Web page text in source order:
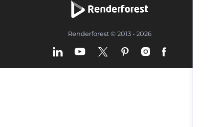
Renderforest © 2013 - 2026